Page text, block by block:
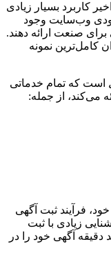
کاربرد بسیار زیادی
وب‌سایت وجود
صنعت ارائه دهند.
کامل‌ترین نمونه
است که تمام خدماتی
می‌کند، از جمله:
فرآیند ثبت آگهی
زیادی با ثبت
دقیقه آگهی خود را در